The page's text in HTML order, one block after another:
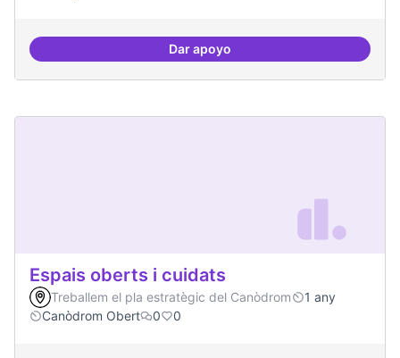
Dar apoyoEspai punter en innovació
Espais oberts i cuidats
Treballem el pla estratègic del Canòdrom
1 any
Canòdrom Obert
0 0